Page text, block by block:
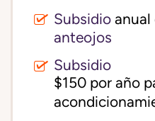
Subsidio
anteojos
Subsidio
$150 por año